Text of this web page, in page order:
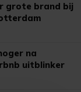
grote brand bij
na
uitblinker